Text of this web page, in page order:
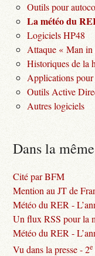
Outils pour
La météo du
Logiciels HP48
Attaque « Man
Historiques de la
Applications
Outils Active
Autres logiciels
Dans la
Cité par BFM
Mention au JT de
Météo du RER -
Un flux RSS pour la
Météo du RER -
Vu dans la presse - 2e